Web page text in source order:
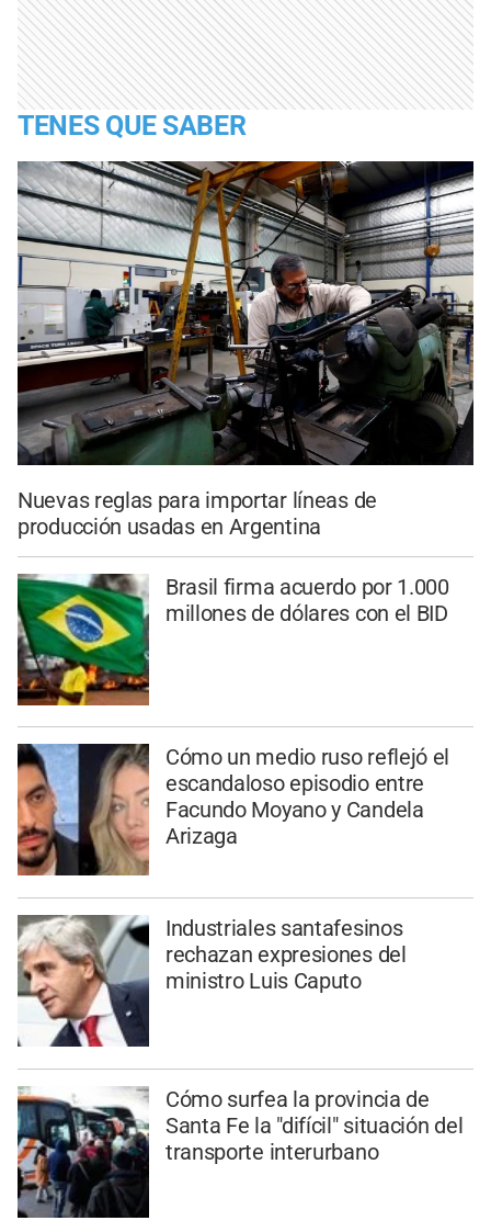
TENES QUE SABER
Nuevas reglas para importar líneas de
producción usadas en Argentina
Brasil firma acuerdo por 1.000
millones de dólares con el BID
Cómo un medio ruso reflejó el
escandaloso episodio entre
Facundo Moyano y Candela
Arizaga
Industriales santafesinos
rechazan expresiones del
ministro Luis Caputo
Cómo surfea la provincia de
Santa Fe la "difícil" situación del
transporte interurbano